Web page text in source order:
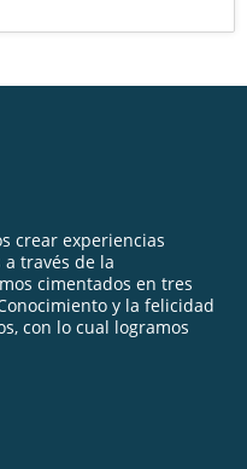
crear experiencias
través de la
cimentados en tres
y la felicidad
con lo cual logramos